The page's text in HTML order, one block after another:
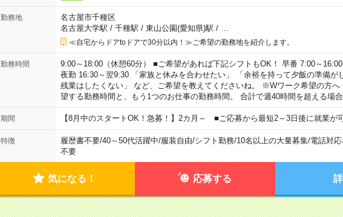
勤務地
名古屋市千種区
名古屋大学駅 / 千種駅 / 東山公園(愛知県)駅 /
≪自宅からドアtoドアで30分以内！≫ご希望の勤務地を紹介します。
勤務時間
9:00～18:00（休憩60分） ■ご希望があれば下記シフトもOK！ 早番 7:00～
夜勤 16:30～翌9:30 「家族と休みを合わせたい」 「余裕を持って夕飯の準備が
残業はしたくない」 など、ご希望を教えてくださいね。 ※Wワーク希望の方へ
望する勤務時間と、もう1つのお仕事の勤務時間。 合計で週40時間を超える場
期間 【8月中のスタートOK！急募！】2カ月～ ■ご応募から最短2～3日後に就業が
特徴 履歴書不要/40～50代活躍中/服装自由/シフト勤務/10名以上の大量募集/電話対
不要
気になる！ 応募する